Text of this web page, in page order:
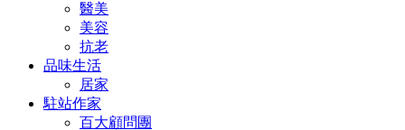
醫美
美容
抗老
品味生活
居家
駐站作家
百大顧問團